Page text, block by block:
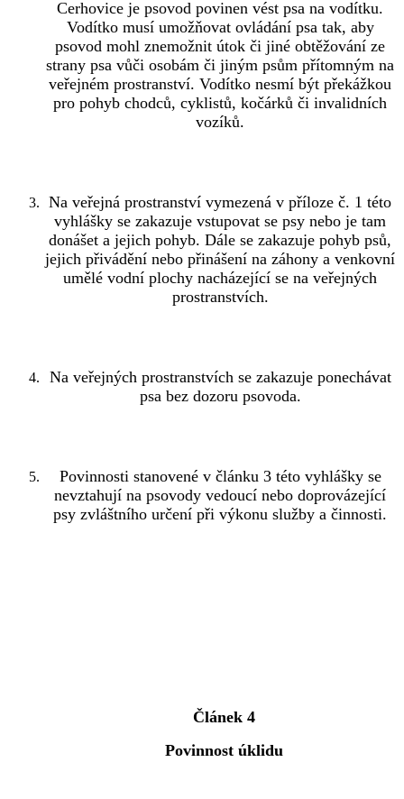
Cerhovice je psovod povinen vést psa na vodítku.
Vodítko musí umožňovat ovládání psa tak, aby
psovod mohl znemožnit útok či jiné obtěžování ze
strany psa vůči osobám či jiným psům přítomným na
veřejném prostranství. Vodítko nesmí být překážkou
pro pohyb chodců, cyklistů, kočárků či invalidních
vozíků.
Na veřejná prostranství vymezená v příloze č. 1 této
vyhlášky se zakazuje vstupovat se psy nebo je tam
donášet a jejich pohyb. Dále se zakazuje pohyb psů,
jejich přivádění nebo přinášení na záhony a venkovní
umělé vodní plochy nacházející se na veřejných
prostranstvích.
Na veřejných prostranstvích se zakazuje ponechávat
psa bez dozoru psovoda.
Povinnosti stanovené v článku 3 této vyhlášky se
nevztahují na psovody vedoucí nebo doprovázející
psy zvláštního určení při výkonu služby a činnosti.
Článek 4
Povinnost úklidu